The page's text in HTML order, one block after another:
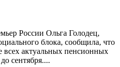
России Ольга Голодец,
блока, сообщила, что
всех актуальных пенсионных
сентября....